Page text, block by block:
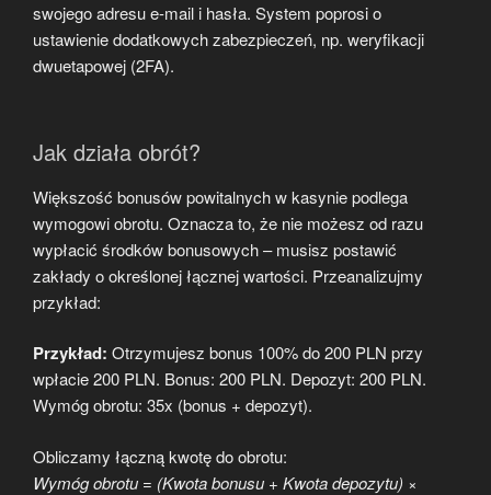
swojego adresu e-mail i hasła. System poprosi o
ustawienie dodatkowych zabezpieczeń, np. weryfikacji
dwuetapowej (2FA).
Jak działa obrót?
Większość bonusów powitalnych w kasynie podlega
wymogowi obrotu. Oznacza to, że nie możesz od razu
wypłacić środków bonusowych – musisz postawić
zakłady o określonej łącznej wartości. Przeanalizujmy
przykład:
Przykład: Otrzymujesz bonus 100% do 200 PLN przy
wpłacie 200 PLN. Bonus: 200 PLN. Depozyt: 200 PLN.
Wymóg obrotu: 35x (bonus + depozyt).
Obliczamy łączną kwotę do obrotu:
Wymóg obrotu = (Kwota bonusu + Kwota depozytu) ×